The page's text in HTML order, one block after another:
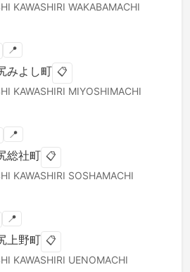
KAWASHIRI WAKABAMACHI
📍
みよし町 📋
KAWASHIRI MIYOSHIMACHI
📍
総社町 📋
KAWASHIRI SOSHAMACHI
📍
上野町 📋
KAWASHIRI UENOMACHI